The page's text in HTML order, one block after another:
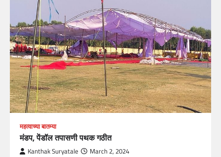
महत्वाच्या बातम्या
मंडप, पेंडॉल तपासणी पथक गठीत
Kanthak Suryatale March 2, 2024